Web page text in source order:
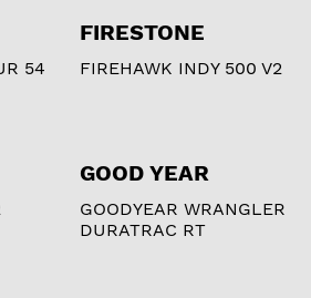
54
FIRESTONE
FIREHAWK INDY 500 V2
GOOD YEAR
GOODYEAR WRANGLER
DURATRAC RT